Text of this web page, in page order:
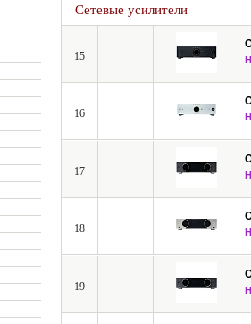
локальную сеть (MP3, WMA, WMA
Они поддерживают новейшую
CD, Multichannel PCM, и CEC,
HDMI до разрешения 4K с помощью
декодируют Audyssey DSX и Dolby
Сетевые усилители
15
16
17
18
19